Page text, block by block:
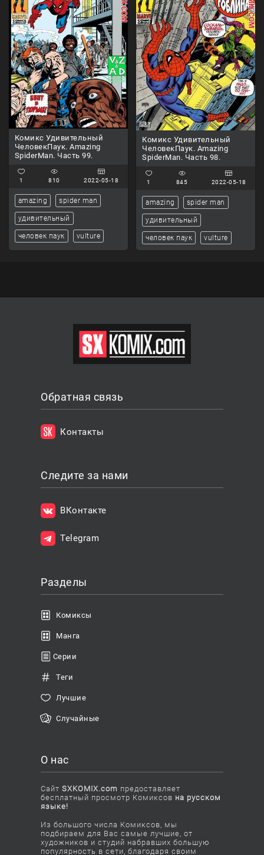
Комикс Удивительный
ЧеловекПаук. Amazing
SpiderMan. Часть 99.
1 810 2022-05-18
amazing spider man
удивительный
человек паук vulture
Комикс Удивительный
ЧеловекПаук. Amazing
SpiderMan. Часть 98.
1 845 2022-05-18
amazing spider man
удивительный
человек паук vulture
Обратная связь
Контакты
Следите за нами
ВКонтакте
Telegram
Разделы
Комиксы
Манга
Серии
Теги
Лучшие
Случайные
О нас
Сайт SXKOMIX.com предоставляет
бесплатный просмотр Комиксов на русском
языке!
Из большого числа Комиксов, мы
подбираем для Вас самые лучшие, от
художников и студий набравших большую
популярность в сети, благодаря своим